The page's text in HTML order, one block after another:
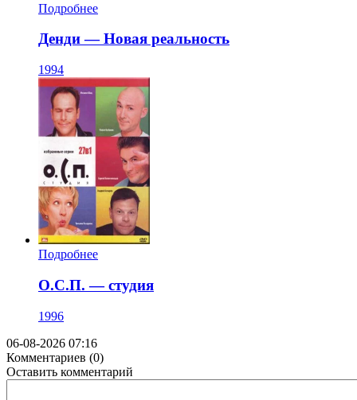
Подробнее
Денди — Новая реальность
1994
Подробнее
О.С.П. — студия
1996
06-08-2026 07:16
Комментариев (0)
Оставить комментарий